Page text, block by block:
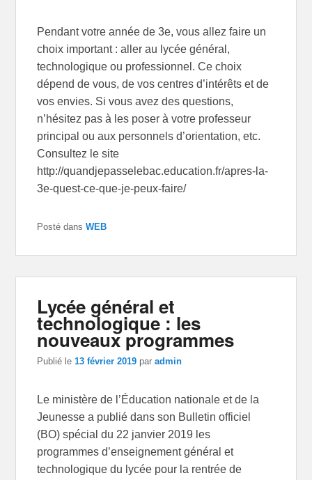
Pendant votre année de 3e, vous allez faire un
choix important : aller au lycée général,
technologique ou professionnel. Ce choix
dépend de vous, de vos centres d’intérêts et de
vos envies. Si vous avez des questions,
n’hésitez pas à les poser à votre professeur
principal ou aux personnels d’orientation, etc.
Consultez le site
http://quandjepasselebac.education.fr/apres-la-
3e-quest-ce-que-je-peux-faire/
Posté dans WEB
Lycée général et
technologique : les
nouveaux programmes
Publié le13 février 2019 paradmin
Le ministère de l’Éducation nationale et de la
Jeunesse a publié dans son Bulletin officiel
(BO) spécial du 22 janvier 2019 les
programmes d’enseignement général et
technologique du lycée pour la rentrée de